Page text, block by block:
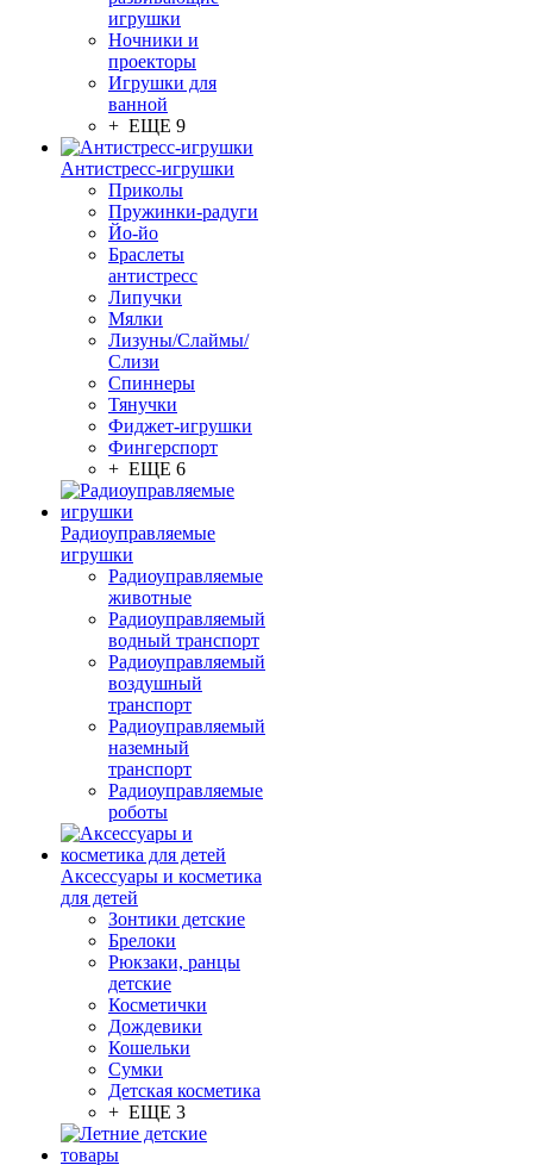
игрушки
Ночники и
проекторы
Игрушки для
ванной
+ ЕЩЕ 9
Антистресс-игрушки
Приколы
Пружинки-радуги
Йо-йо
Браслеты
антистресс
Липучки
Мялки
Лизуны/Слаймы/
Слизи
Спиннеры
Тянучки
Фиджет-игрушки
Фингерспорт
+ ЕЩЕ 6
Радиоуправляемые
игрушки
Радиоуправляемые
животные
Радиоуправляемый
водный транспорт
Радиоуправляемый
воздушный
транспорт
Радиоуправляемый
наземный
транспорт
Радиоуправляемые
роботы
Аксессуары и косметика
для детей
Зонтики детские
Брелоки
Рюкзаки, ранцы
детские
Косметички
Дождевики
Кошельки
Сумки
Детская косметика
+ ЕЩЕ 3